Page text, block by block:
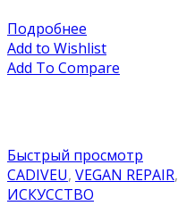
Подробнее
Add to Wishlist
Add To Compare
Быстрый просмотр
CADIVEU, VEGAN REPAIR,
ИСКУССТВО